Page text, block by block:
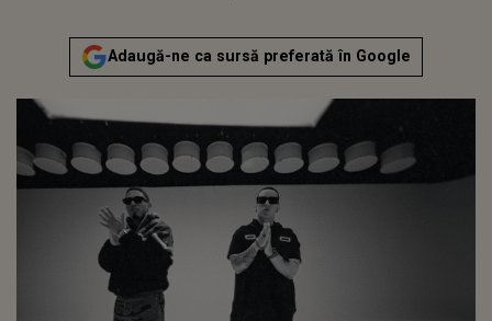
Adaugă-ne ca sursă preferată în Google